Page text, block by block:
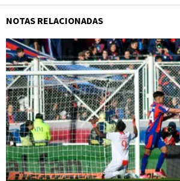
NOTAS RELACIONADAS